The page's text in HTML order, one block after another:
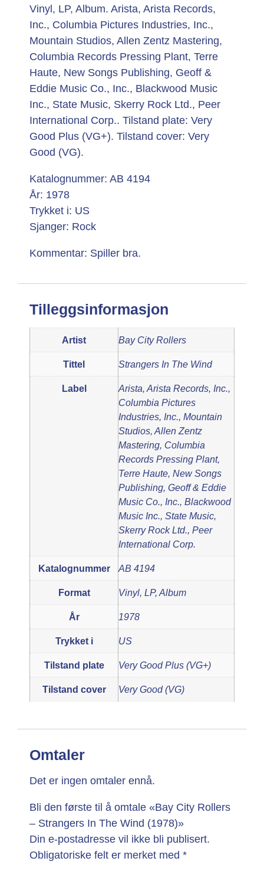
Vinyl, LP, Album. Arista, Arista Records,
Inc., Columbia Pictures Industries, Inc.,
Mountain Studios, Allen Zentz Mastering,
Columbia Records Pressing Plant, Terre
Haute, New Songs Publishing, Geoff &
Eddie Music Co., Inc., Blackwood Music
Inc., State Music, Skerry Rock Ltd., Peer
International Corp.. Tilstand plate: Very
Good Plus (VG+). Tilstand cover: Very
Good (VG).
Katalognummer: AB 4194
År: 1978
Trykket i: US
Sjanger: Rock
Kommentar: Spiller bra.
Tilleggsinformasjon
Artist Bay City Rollers
Tittel Strangers In The Wind
Label
Arista, Arista Records, Inc.,
Columbia Pictures
Industries, Inc., Mountain
Studios, Allen Zentz
Mastering, Columbia
Records Pressing Plant,
Terre Haute, New Songs
Publishing, Geoff & Eddie
Music Co., Inc., Blackwood
Music Inc., State Music,
Skerry Rock Ltd., Peer
International Corp.
Katalognummer AB 4194
Format Vinyl, LP, Album
År 1978
Trykket i US
Tilstand plate Very Good Plus (VG+)
Tilstand cover Very Good (VG)
Omtaler
Det er ingen omtaler ennå.
Bli den første til å omtale «Bay City Rollers
– Strangers In The Wind (1978)»
Din e-postadresse vil ikke bli publisert.
Obligatoriske felt er merket med *